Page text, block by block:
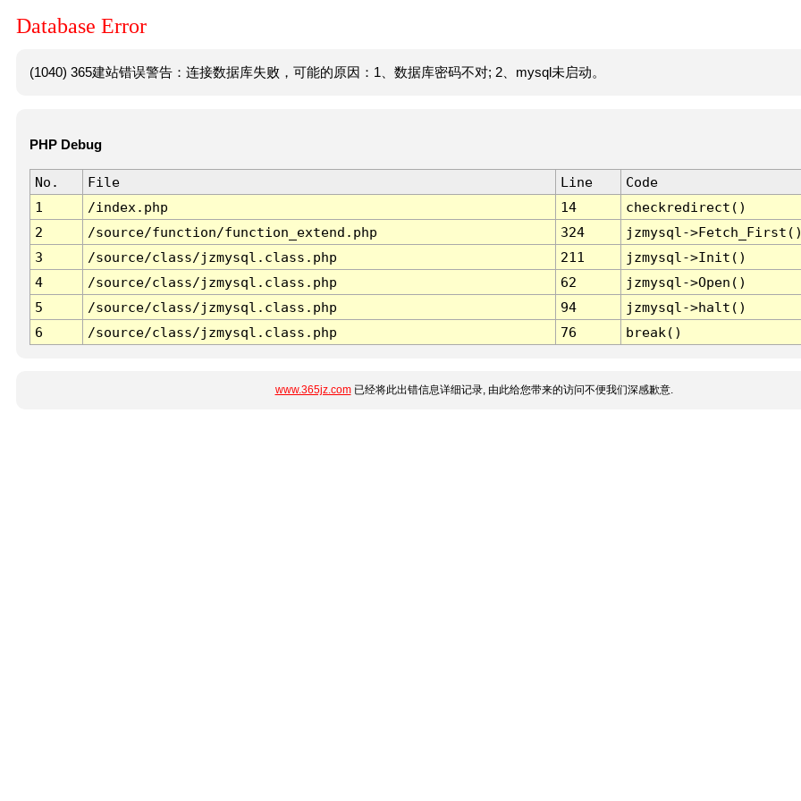
Database Error
(1040) 365建站错误警告：连接数据库失败，可能的原因：1、数据库密码不对; 2、mysql未启动。
PHP Debug
No. File Line
Code
1
/index.php 14
checkredirect()
2
/source/function/function_extend.php 324
jzmysql-
3
/source/class/jzmysql.class.php 211
jzmysql->Init()
4
/source/class/jzmysql.class.php 62
jzmysql->Open()
5
/source/class/jzmysql.class.php 94
jzmysql->halt()
6
/source/class/jzmysql.class.php 76 break()
www.365jz.com已经将此出错信息详细记录, 由此给您带来的访问不便我们深感歉意.